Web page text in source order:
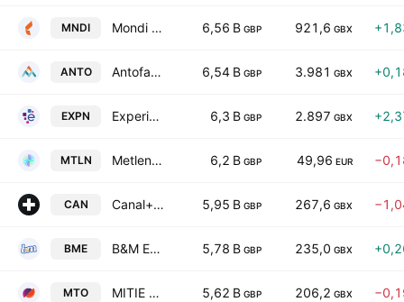
MNDI Mondi plc 6,56 B GBP 921,6 GBX
ANTO Antofagasta plc 6,54 B GBP 3.981 GBX
EXPN Experian PLC 6,3 B GBP 2.897 GBX
MTLN Metlen Energy & Metals PLC 6,2 B GBP 49,96 EUR
CAN Canal+ SA 5,95 B GBP 267,6 GBX
BME B&M European Value Retail PLC 5,78 B GBP 235,0 GBX
MTO MITIE Group PLC 5,62 B GBP 206,2 GBX